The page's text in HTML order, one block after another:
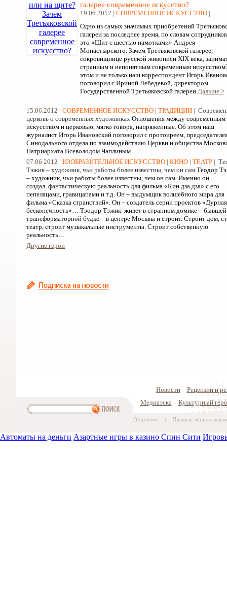
галерее современное искусство?
19.06.2012 | СОВРЕМЕННОЕ ИСКУССТВО |
Одно из самых значимых приобретений
галереи за последнее время, по словам
это «Щит с шестью намотками» Андрея
Монастырского. Зачем Третьяковской галерее,
сокровищнице русской живописи XIX века,
странным и непонятным современным
этом и не только наш корреспондент Игорь
поговорил с Ириной Лебедевой, директором
Государственной Третьяковской галереи Дальше >
15.06.2012 | СОВРЕМЕННОЕ ИСКУССТВО | ТРАДИЦИИ |
церковь о современных художниках Отношения между современным
искусством и церковью, мягко говоря, напряженные. Об этом наш
журналист Игорь Ивановский поговорил с протоиреем,
Синодального отдела по взаимодействию Церкви и общества
Патриархата Всеволодом Чаплиным
07.06.2012 | ИЗОБРАЗИТЕЛЬНОЕ ИСКУССТВО | КИНО | ТЕАТР |
Тэжик – художник, чьи работы более известны, чем он сам Теодор
– художник, чьи работы более известны, чем он сам. Именно он
создал фантастическую реальность для фильма «Кин дза дза» с его
пепелацами, гравицапами и т.д. Он – выдумщик волшебного мира для
фильма «Сказка странствий». Он – создатель серии проектов «Дурная
бесконечность»… Тэодор Тэжик живет в странном домике – бывшей
трансформаторной будке – в центре Москвы и строит. Строит дом,
театр, строит музыкальные инструменты. Строит собственную
реальность…
Другие герои
Новости
Рецензии и
Медиатека
Культурный
О проекте Правила
Автоматы на деньги Азартные игры в казино Спин Сити